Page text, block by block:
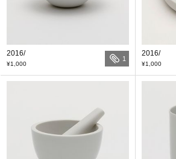
2016/
¥1,000
1
2016/
¥1,000